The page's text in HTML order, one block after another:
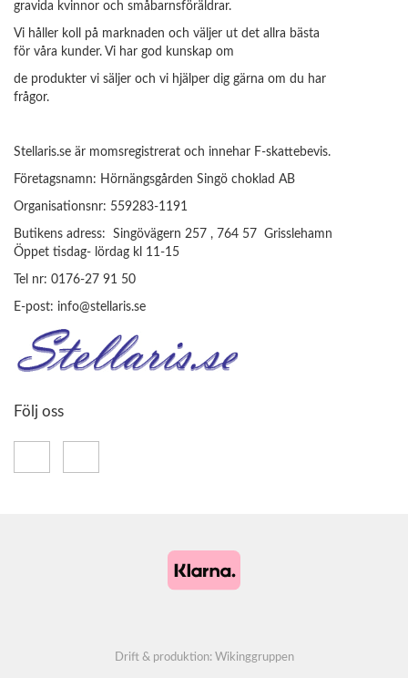
gravida kvinnor och småbarnsföräldrar.
Vi håller koll på marknaden och väljer ut det allra bästa
för våra kunder. Vi har god kunskap om
de produkter vi säljer och vi hjälper dig gärna om du har
frågor.
Stellaris.se är momsregistrerat och innehar F-skattebevis.
Företagsnamn: Hörnängsgården Singö choklad AB
Organisationsnr: 559283-1191
Butikens adress: Singövägern 257 , 764 57 Grisslehamn
Öppet tisdag- lördag kl 11-15
Tel nr: 0176-27 91 50
E-post: info@stellaris.se
Följ oss
Drift & produktion: Wikinggruppen